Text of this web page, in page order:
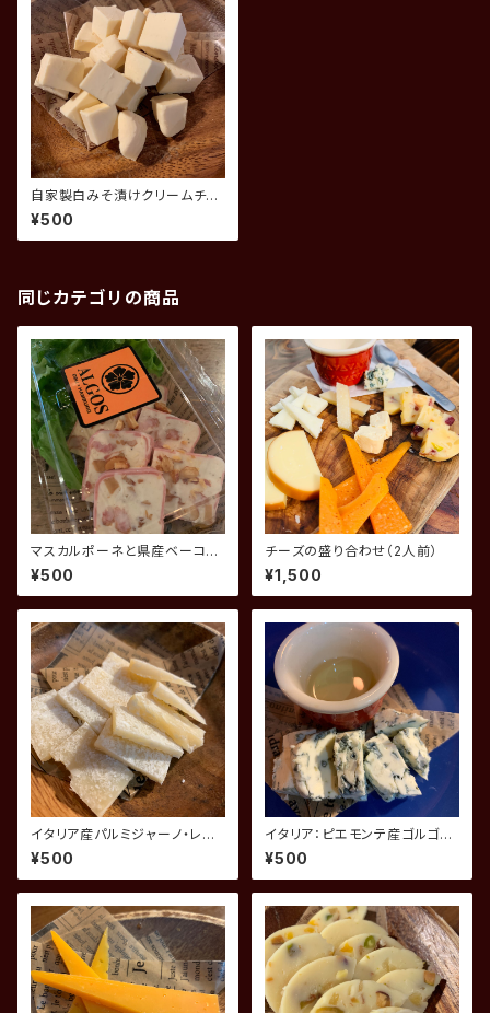
自家製白みそ漬けクリームチー
ズ
¥500
同じカテゴリの商品
マスカルポーネと県産ベーコン
の自家製パテ
¥500
チーズの盛り合わせ（2人前）
¥1,500
イタリア産パルミジャーノ・レジ
ャーノ
¥500
イタリア：ピエモンテ産ゴルゴン
ゾーラピカンテ 蜂蜜添え
¥500